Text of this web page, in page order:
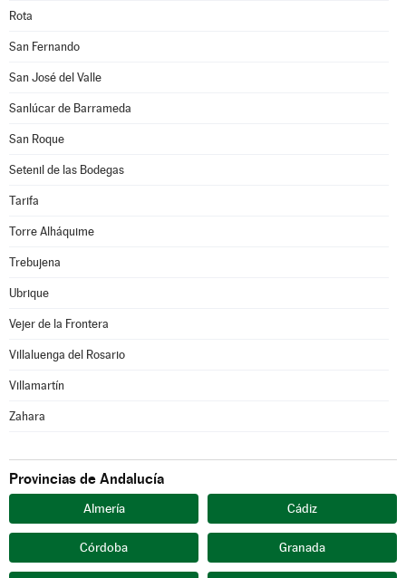
Rota
San Fernando
San José del Valle
Sanlúcar de Barrameda
San Roque
Setenil de las Bodegas
Tarifa
Torre Alháquime
Trebujena
Ubrique
Vejer de la Frontera
Villaluenga del Rosario
Villamartín
Zahara
Provincias de Andalucía
Almería Cádiz
Córdoba Granada